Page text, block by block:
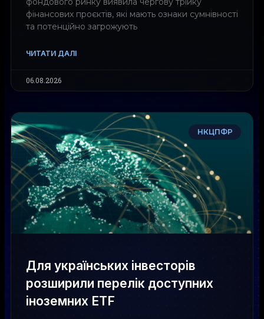
фінансових проєктів, які мають ознаки сумнівності
та потенційно загрожують
ЧИТАТИ ДАЛІ
06.08.2026
НКЦПФР
Для українських інвесторів
розширили перелік доступних
іноземних ETF